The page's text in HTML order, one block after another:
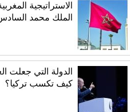
الاستراتيجية
الملك محمد
الدولة التي جعلت
كيف تكسب تركيا؟